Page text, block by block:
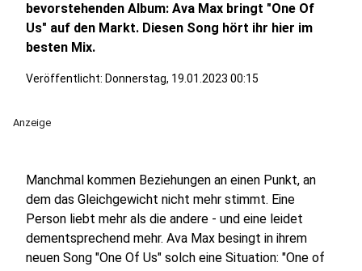
bevorstehenden Album: Ava Max bringt "One Of
Us" auf den Markt. Diesen Song hört ihr hier im
besten Mix.
Veröffentlicht: Donnerstag, 19.01.2023 00:15
Anzeige
Manchmal kommen Beziehungen an einen Punkt, an
dem das Gleichgewicht nicht mehr stimmt. Eine
Person liebt mehr als die andere - und eine leidet
dementsprechend mehr. Ava Max besingt in ihrem
neuen Song "One Of Us" solch eine Situation: "One of